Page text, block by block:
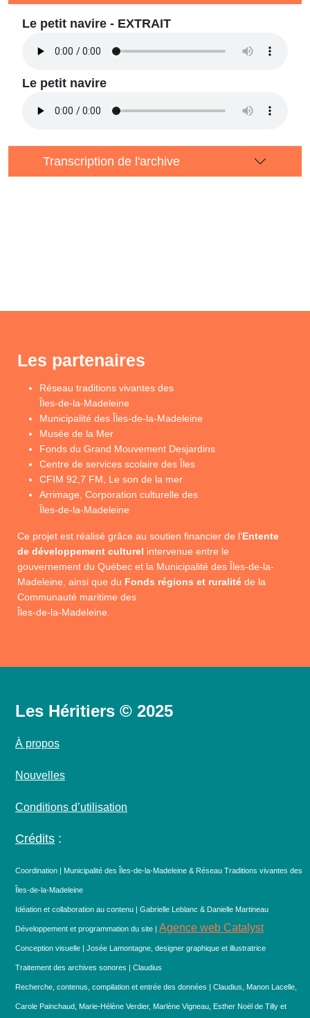
Le petit navire - EXTRAIT
Le petit navire
Transcription de l'archive
Les partenaires
Réseau traditions vivantes des
Îles-de-la-Madeleine
Municipalité des Îles-de-la-Madeleine
Musée de la Mer
Fonds du Grand Mouvement Desjardins
Centre de services scolaire des Îles
CFIM 92,7 FM, Le son de la mer
Arrimage, Corporation culturelle des
Îles-de-la-Madeleine
Ce projet est réalisé grâce au soutien financier de l’Entente
de développement culturel intervenue entre le
gouvernement du Québec et la Municipalité des Îles-de-la-
Madeleine, ainsi que du Fonds régions et ruralité de la
Communauté maritime des
Îles-de-la-Madeleine.
Les Héritiers © 2025
À propos
Nouvelles
Conditions d’utilisation
Crédits :
Coordination | Municipalité des Îles-de-la-Madeleine & Réseau Traditions vivantes des
Îles-de-la-Madeleine
Idéation et collaboration au contenu | Gabrielle Leblanc & Danielle Martineau
Développement et programmation du site | Agence web Catalyst
Conception visuelle | Josée Lamontagne, designer graphique et illustratrice
Traitement des archives sonores | Claudius
Recherche, contenus, compilation et entrée des données | Claudius, Manon Lacelle,
Carole Painchaud, Marie-Hélène Verdier, Marlène Vigneau, Esther Noël de Tilly et